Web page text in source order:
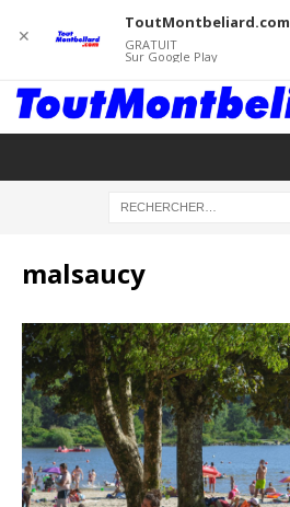
malsaucy
✕
ToutMontbeliard.com
GRATUIT
Sur Google Play